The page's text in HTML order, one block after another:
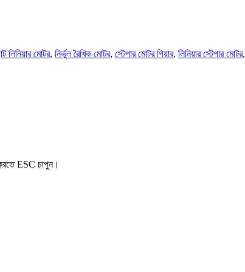
লিনিয়ার মোটর, নির্ভুল রৈখিক মোটর, স্টেপার মোটর গিয়ার, লিনিয়ার স্টেপার মোটর,
ESC চাপুন।